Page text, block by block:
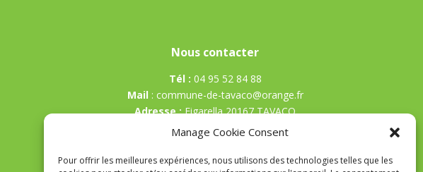
Manage Cookie Consent
Pour offrir les meilleures expériences, nous utilisons des technologies telles que les
Nous contacter
Tél : 04 95 52 84 88
Mail : commune-de-tavaco@orange.fr
Adresse :Figarella 20167 TAVACO